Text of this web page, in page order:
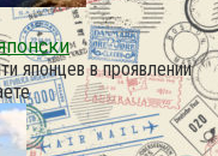
японцев в проявлении